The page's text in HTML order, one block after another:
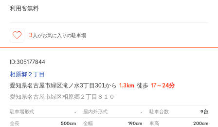
利用客無料
3 人がお気に入りの駐車場
ID:305177844
相原郷２丁目
愛知県名古屋市緑区滝ノ水3丁目301から 1.3km 徒歩 17～24分
愛知県名古屋市緑区相原郷２丁目８１０
駐車場形式 - 屋内外形式 - 駐車台数 9台
全長 500cm 全幅 190cm 車高 200cm